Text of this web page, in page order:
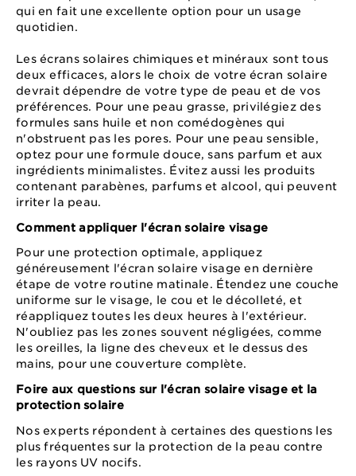
qui en fait une excellente option pour un usage
quotidien.
Les écrans solaires chimiques et minéraux sont tous
deux efficaces, alors le choix de votre écran solaire
devrait dépendre de votre type de peau et de vos
préférences. Pour une peau grasse, privilégiez des
formules sans huile et non comédogènes qui
n'obstruent pas les pores. Pour une peau sensible,
optez pour une formule douce, sans parfum et aux
ingrédients minimalistes. Évitez aussi les produits
contenant parabènes, parfums et alcool, qui peuvent
irriter la peau.
Comment appliquer l'écran solaire visage
Pour une protection optimale, appliquez
généreusement l'écran solaire visage en dernière
étape de votre routine matinale. Étendez une couche
uniforme sur le visage, le cou et le décolleté, et
réappliquez toutes les deux heures à l'extérieur.
N'oubliez pas les zones souvent négligées, comme
les oreilles, la ligne des cheveux et le dessus des
mains, pour une couverture complète.
Foire aux questions sur l'écran solaire visage et la
protection solaire
Nos experts répondent à certaines des questions les
plus fréquentes sur la protection de la peau contre
les rayons UV nocifs.